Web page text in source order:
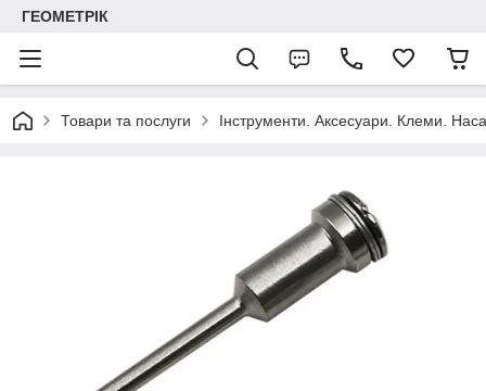
ГЕОМЕТРІК
Товари та послуги Інструменти. Аксесуари. Клеми.